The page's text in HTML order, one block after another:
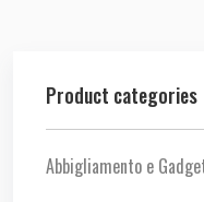
Product categories
Abbigliamento e